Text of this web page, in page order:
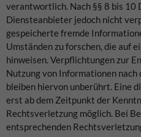
verantwortlich. Nach §§ 8 bis 10
Diensteanbieter jedoch nicht
gespeicherte fremde
Umständen zu forschen, die auf
hinweisen. Verpflichtungen zur
Nutzung von Informationen nach
bleiben hiervon unberührt. Eine
erst ab dem Zeitpunkt der
Rechtsverletzung möglich. Bei
entsprechenden